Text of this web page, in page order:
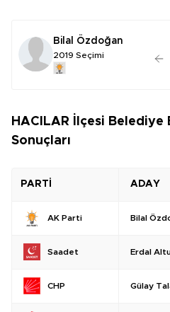
Bilal Özdoğan
2019 Seçimi
HACILAR İlçesi Belediye
Sonuçları
PARTİ ADAY
AK Parti Bilal
Saadet Erdal
CHP Gülay